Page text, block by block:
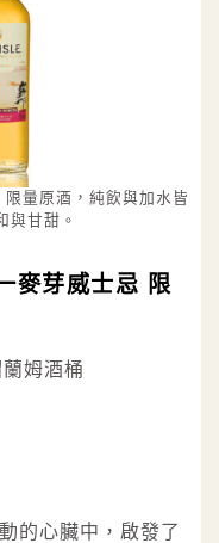
限量原酒，純飲與加水皆
與甘甜。
麥芽威士忌 限
姆酒桶
的心臟中，啟發了